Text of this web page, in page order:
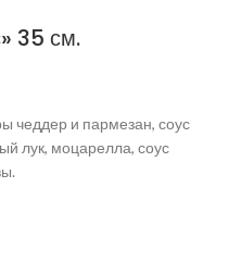
35 см.
чеддер и пармезан, соус
лук, моцарелла, соус